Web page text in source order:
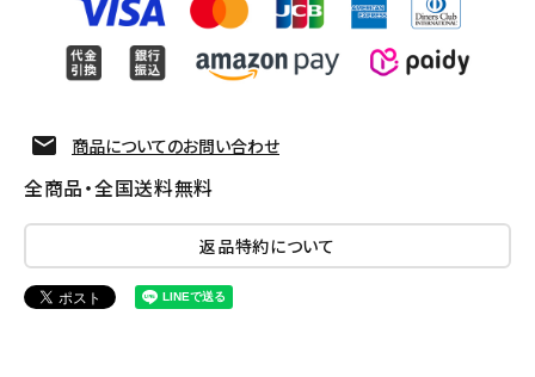
商品についてのお問い合わせ
全商品・全国送料無料
返品特約について